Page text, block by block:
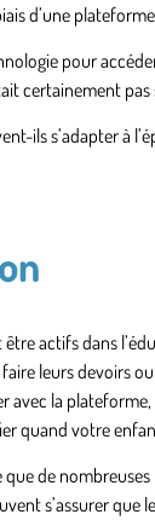
d’une
pour
certainement
ils s’adapter à
actifs dans
leurs devoirs
avec la
quand votre
que de
s’assurer